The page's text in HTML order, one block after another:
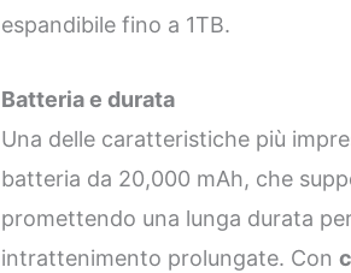
espandibile fino a 1TB.
Batteria e durata
Una delle caratteristiche più
batteria da 20,000 mAh, che
promettendo una lunga durata
intrattenimento prolungate. Con